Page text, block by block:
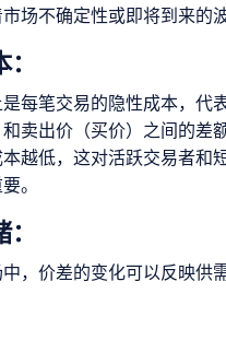
场不确定性或即将到来的波
每笔交易的隐性成本，代
卖出价（买价）之间的差
越低，这对活跃交易者和
。
，价差的变化可以反映供